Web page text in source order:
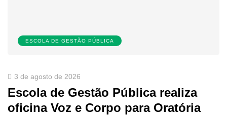
ESCOLA DE GESTÃO PÚBLICA
3 de agosto de 2026
Escola de Gestão Pública realiza
oficina Voz e Corpo para Oratória